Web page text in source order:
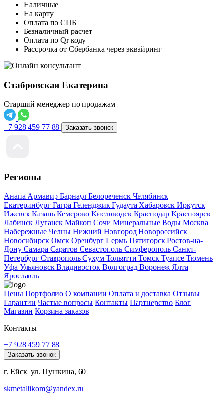
Наличные
На карту
Оплата по СПБ
Безналичный расчет
Оплата по Qr коду
Рассрочка от Сбербанка через эквайринг
Стабровская Екатерина
Старший менеджер по продажам
+7 928 459 77 88 Заказать звонок
Регионы
Анапа Армавир Барнаул Белореченск Челябинск
Екатеринбург Гагра Геленджик Гудаута Хабаровск Иркутск
Ижевск Казань Кемерово Кисловодск Краснодар Красноярск
Лабинск Луганск Майкоп Сочи Минеральные Воды Москва
Набережные Челны Нижний Новгород Новороссийск
Новосибирск Омск Оренбург Пермь Пятигорск Ростов-на-
Дону Самара Саратов Севастополь Симферополь Санкт-
Петербург Ставрополь Сухум Тольятти Томск Туапсе Тюмень
Уфа Ульяновск Владивосток Волгоград Воронеж Ялта
Ярославль
Цены Портфолио О компании Оплата и доставка Отзывы
Гарантии Частые вопросы Контакты Партнерство Блог
Магазин Корзина заказов
Контакты
+7 928 459 77 88
Заказать звонок
г. Ейск, ул. Пушкина, 60
skmetallikom@yandex.ru